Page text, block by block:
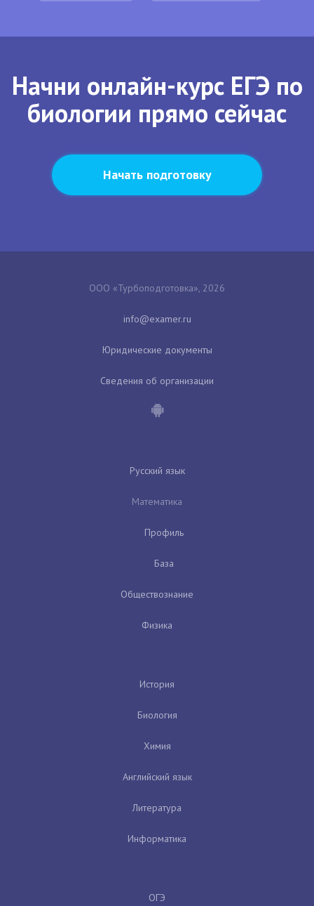
Начни онлайн-курс ЕГЭ по
биологии прямо сейчас
Начать подготовку
ООО «Турбоподготовка», 2026
Юридические документы
Сведения об организации
Русский язык
Математика
Профиль
База
Обществознание
Физика
История
Биология
Химия
Английский язык
Литература
Информатика
ОГЭ